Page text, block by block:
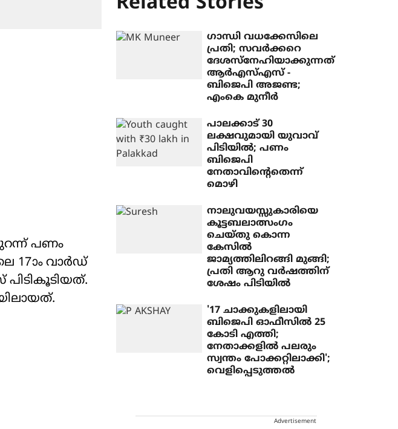
പണം
17ാം വാര്‍ഡ്
ഗാന്ധി വധക്കേസിലെ
പ്രതി; സവര്‍ക്കറെ
ദേശസ്നേഹിയാക്കുന്നത്
ആര്‍എസ്എസ് -
ബിജെപി അജണ്ട;
എംകെ മുനീര്‍
പാലക്കാട് 30
ലക്ഷവുമായി യുവാവ്
പിടിയില്‍; പണം
ബിജെപി
നേതാവിന്റെതെന്ന്
മൊഴി
നാലുവയസ്സുകാരിയെ
കൂട്ടബലാത്സംഗം
ചെയ്തു കൊന്ന
കേസില്‍
ജാമ്യത്തിലിറങ്ങി മുങ്ങി;
പ്രതി ആറു വര്‍ഷത്തിന്
ശേഷം പിടിയില്‍
'17 ചാക്കുകളിലായി
ബിജെപി ഓഫീസില്‍ 25
കോടി എത്തി;
നേതാക്കളില്‍ പലരും
സ്വന്തം പോക്കറ്റിലാക്കി';
വെളിപ്പെടുത്തല്‍
Advertisement